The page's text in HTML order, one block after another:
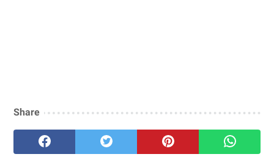
Share